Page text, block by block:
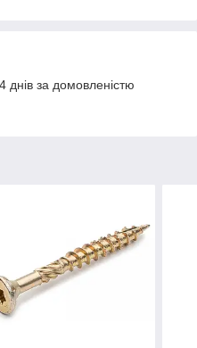
за домовленістю